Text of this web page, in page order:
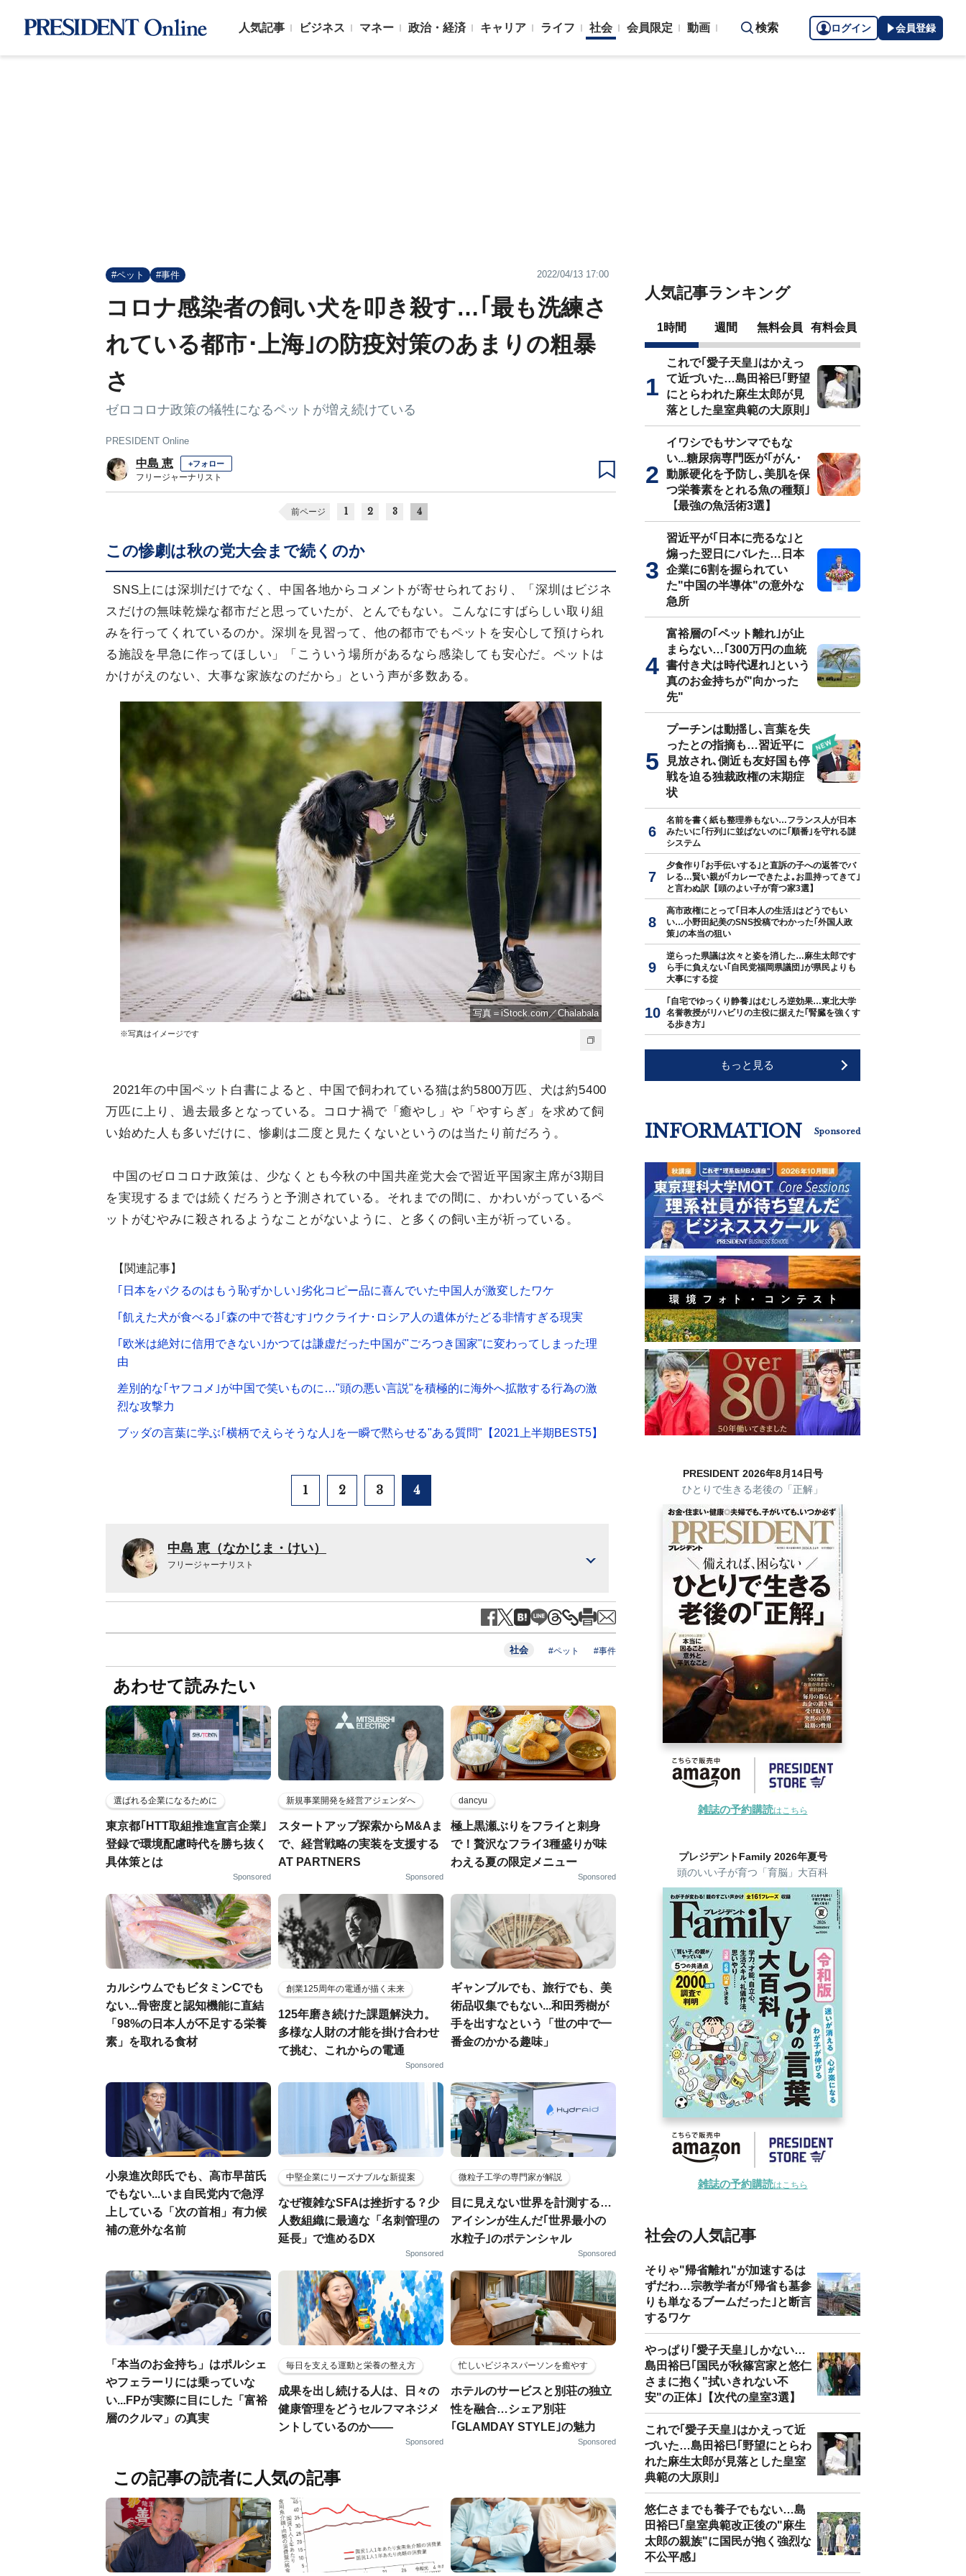
人気記事 ビジネス マネー 政治・経済 キャリア ライフ 社会 会員限定 動画 検索 ログイン 会員登録
#ペット #事件 2022/04/13 17:00
コロナ感染者の飼い犬を叩き殺す…｢最も洗練さ
れている都市･上海｣の防疫対策のあまりの粗暴
さ
ゼロコロナ政策の犠牲になるペットが増え続けている
PRESIDENT Online
中島 恵 +フォロー
フリージャーナリスト
前ページ 1 2 3 4
この惨劇は秋の党大会まで続くのか
SNS上には深圳だけでなく、中国各地からコメントが寄せられており、「深圳はビジネ
スだけの無味乾燥な都市だと思っていたが、とんでもない。こんなにすばらしい取り組
みを行ってくれているのか。深圳を見習って、他の都市でもペットを安心して預けられ
る施設を早急に作ってほしい」「こういう場所があるなら感染しても安心だ。ペットは
かけがえのない、大事な家族なのだから」という声が多数ある。
写真＝iStock.com／Chalabala
※写真はイメージです
2021年の中国ペット白書によると、中国で飼われている猫は約5800万匹、犬は約5400
万匹に上り、過去最多となっている。コロナ禍で「癒やし」や「やすらぎ」を求めて飼
い始めた人も多いだけに、惨劇は二度と見たくないというのは当たり前だろう。
中国のゼロコロナ政策は、少なくとも今秋の中国共産党大会で習近平国家主席が3期目
を実現するまでは続くだろうと予測されている。それまでの間に、かわいがっているペ
ットがむやみに殺されるようなことがないように、と多くの飼い主が祈っている。
【関連記事】
｢日本をパクるのはもう恥ずかしい｣劣化コピー品に喜んでいた中国人が激変したワケ
｢飢えた犬が食べる｣｢森の中で苔むす｣ウクライナ･ロシア人の遺体がたどる非情すぎる現実
｢欧米は絶対に信用できない｣かつては謙虚だった中国が"ごろつき国家"に変わってしまった理
由
差別的な｢ヤフコメ｣が中国で笑いものに…"頭の悪い言説"を積極的に海外へ拡散する行為の激
烈な攻撃力
ブッダの言葉に学ぶ｢横柄でえらそうな人｣を一瞬で黙らせる"ある質問"【2021上半期BEST5】
1 2 3 4
中島 恵（なかじま・けい）
フリージャーナリスト
社会 #ペット #事件
あわせて読みたい
選ばれる企業になるために
東京都｢HTT取組推進宣言企業｣
登録で環境配慮時代を勝ち抜く
具体策とは
Sponsored
新規事業開発を経営アジェンダへ
スタートアップ探索からM&Aま
で、経営戦略の実装を支援する
AT PARTNERS
Sponsored
dancyu
極上黒瀬ぶりをフライと刺身
で！贅沢なフライ3種盛りが味
わえる夏の限定メニュー
Sponsored
カルシウムでもビタミンCでも
ない...骨密度と認知機能に直結
「98%の日本人が不足する栄養
素」を取れる食材
創業125周年の電通が描く未来
125年磨き続けた課題解決力。
多様な人財の才能を掛け合わせ
て挑む、これからの電通
Sponsored
ギャンブルでも、旅行でも、美
術品収集でもない...和田秀樹が
手を出すなという「世の中で一
番金のかかる趣味」
小泉進次郎氏でも、高市早苗氏
でもない...いま自民党内で急浮
上している「次の首相」有力候
補の意外な名前
中堅企業にリーズナブルな新提案
なぜ複雑なSFAは挫折する？少
人数組織に最適な「名刺管理の
延長」で進めるDX
Sponsored
微粒子工学の専門家が解説
目に見えない世界を計測する…
アイシンが生んだ｢世界最小の
水粒子｣のポテンシャル
Sponsored
「本当のお金持ち」はポルシェ
やフェラーリには乗っていな
い...FPが実際に目にした「富裕
層のクルマ」の真実
毎日を支える運動と栄養の整え方
成果を出し続ける人は、日々の
健康管理をどうセルフマネジメ
ントしているのか——
Sponsored
忙しいビジネスパーソンを癒やす
ホテルのサービスと別荘の独立
性を融合…シェア別荘
｢GLAMDAY STYLE｣の魅力
Sponsored
この記事の読者に人気の記事
人気記事ランキング
1時間 週間 無料会員 有料会員
これで｢愛子天皇｣はかえっ
て近づいた…島田裕巳｢野望
にとらわれた麻生太郎が見
落とした皇室典範の大原則｣
イワシでもサンマでもな
い...糖尿病専門医が｢がん･
動脈硬化を予防し､美肌を保
つ栄養素をとれる魚の種類｣
【最強の魚活術3選】
習近平が｢日本に売るな｣と
煽った翌日にバレた…日本
企業に6割を握られてい
た"中国の半導体"の意外な
急所
富裕層の｢ペット離れ｣が止
まらない…｢300万円の血統
書付き犬は時代遅れ｣という
真のお金持ちが"向かった
先"
プーチンは動揺し､言葉を失
ったとの指摘も…習近平に
見放され､側近も友好国も停
戦を迫る独裁政権の末期症
状
名前を書く紙も整理券もない…フランス人が日本
みたいに｢行列｣に並ばないのに｢順番｣を守れる謎
システム
夕食作り｢お手伝いする｣と直訴の子への返答でバ
レる…賢い親が｢カレーできたよ｡お皿持ってきて｣
と言わぬ訳【頭のよい子が育つ家3選】
高市政権にとって｢日本人の生活｣はどうでもい
い…小野田紀美のSNS投稿でわかった｢外国人政
策｣の本当の狙い
逆らった県議は次々と姿を消した…麻生太郎です
ら手に負えない｢自民党福岡県議団｣が県民よりも
大事にする掟
｢自宅でゆっくり静養｣はむしろ逆効果…東北大学
名誉教授がリハビリの主役に据えた｢腎臓を強くす
る歩き方｣
もっと見る
INFORMATION Sponsored
PRESIDENT 2026年8月14日号
ひとりで生きる老後の「正解」
雑誌の予約購読はこちら
プレジデントFamily 2026年夏号
頭のいい子が育つ「育脳」大百科
雑誌の予約購読はこちら
社会の人気記事
そりゃ"帰省離れ"が加速するは
ずだわ…宗教学者が｢帰省も墓参
りも単なるブームだった｣と断言
するワケ
やっぱり｢愛子天皇｣しかない…
島田裕巳｢国民が秋篠宮家と悠仁
さまに抱く"拭いきれない不
安"の正体｣【次代の皇室3選】
これで｢愛子天皇｣はかえって近
づいた…島田裕巳｢野望にとらわ
れた麻生太郎が見落とした皇室
典範の大原則｣
悠仁さまでも養子でもない…島
田裕巳｢皇室典範改正後の"麻生
太郎の親族"に国民が抱く強烈な
不公平感｣